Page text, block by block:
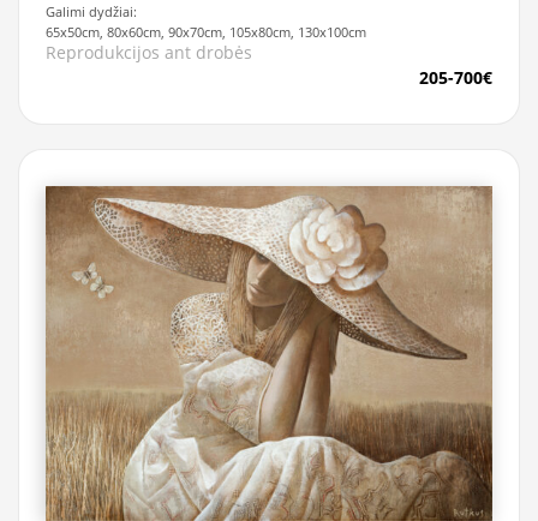
Galimi dydžiai:
65x50cm, 80x60cm, 90x70cm, 105x80cm, 130x100cm
Reprodukcijos ant drobės
205-700€